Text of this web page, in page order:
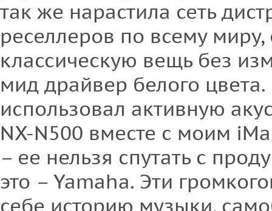
так же нарастила сеть
реселлеров по всему миру,
классическую вещь без
мид драйвер белого
использовал активную
NX-N500 вместе с моим
– ее нельзя спутать с
это – Yamaha. Эти
себе историю музыки,